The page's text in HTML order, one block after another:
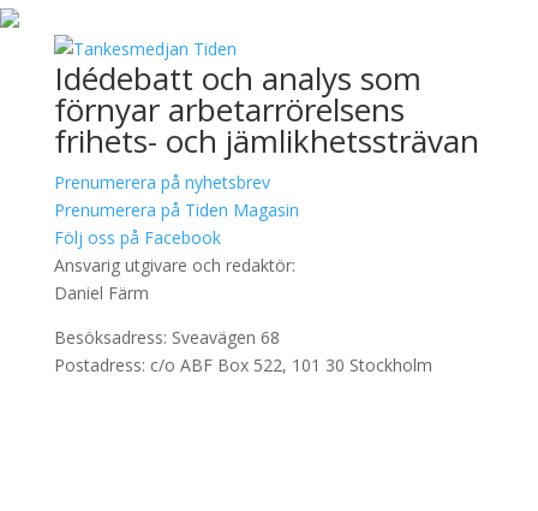
Idédebatt och analys som
förnyar arbetarrörelsens
frihets- och jämlikhetssträvan
Prenumerera på nyhetsbrev
Prenumerera på Tiden Magasin
Följ oss på Facebook
Ansvarig utgivare och redaktör:
Daniel Färm
Besöksadress: Sveavägen 68
Postadress: c/o ABF Box 522, 101 30 Stockholm